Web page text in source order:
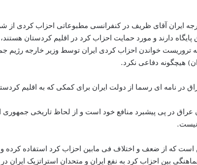
ایران آقای ظریف در کنفرانسی مطبوعاتی احزاب کردی از
دارند و مورد حمایت احزاب کرد در اقلیم کردستان
تروریست خواندن احزاب کردی ایران توسط وزیر خارجه رژیم
هیچگونه دفاعی نکرد.
در نامه ای رسما از دولت ایران برای کمکی که به اقلیم
عراق در پی پیشبرد منافع خود است و از لحاظ تاریخی
است که از ضعف و اختلاف فی مابین احزاب کرد استفاده کرده و
بین احزاب کرد به نفع ایران و متحدان استراتزیک ایران